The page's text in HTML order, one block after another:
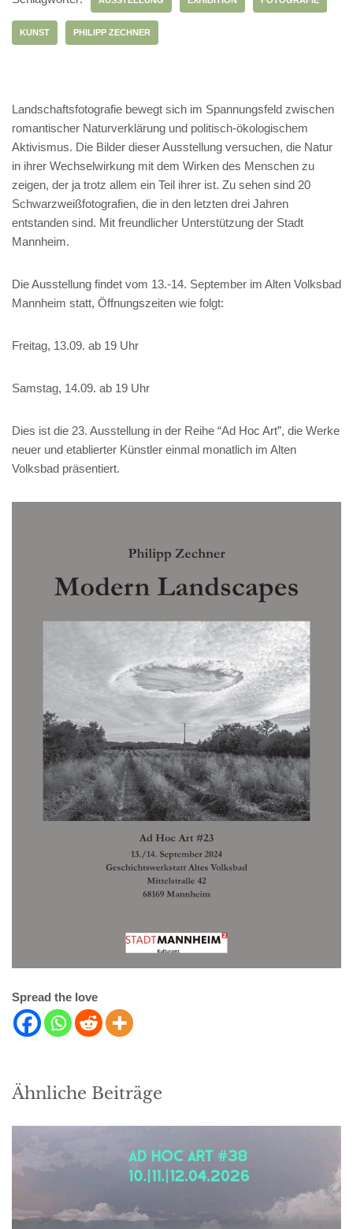
KUNST PHILIPP ZECHNER
Landschaftsfotografie bewegt sich im Spannungsfeld zwischen
romantischer Naturverklärung und politisch-ökologischem
Aktivismus. Die Bilder dieser Ausstellung versuchen, die Natur
in ihrer Wechselwirkung mit dem Wirken des Menschen zu
zeigen, der ja trotz allem ein Teil ihrer ist. Zu sehen sind 20
Schwarzweißfotografien, die in den letzten drei Jahren
entstanden sind. Mit freundlicher Unterstützung der Stadt
Mannheim.
Die Ausstellung findet vom 13.-14. September im Alten Volksbad
Mannheim statt, Öffnungszeiten wie folgt:
Freitag, 13.09. ab 19 Uhr
Samstag, 14.09. ab 19 Uhr
Dies ist die 23. Ausstellung in der Reihe “Ad Hoc Art”, die Werke
neuer und etablierter Künstler einmal monatlich im Alten
Volksbad präsentiert.
Spread the love
Ähnliche Beiträge